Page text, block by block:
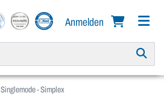
Anmelden
Singlemode - Simplex